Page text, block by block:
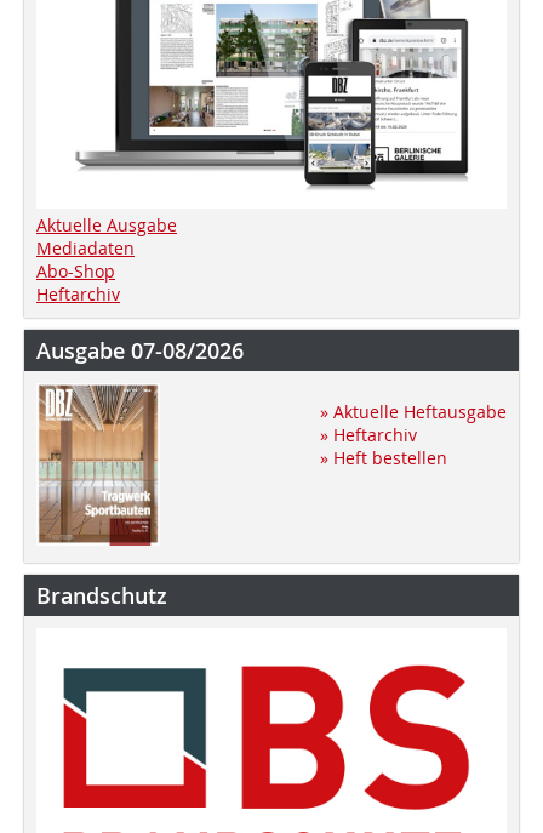
Aktuelle Ausgabe
Mediadaten
Abo-Shop
Heftarchiv
Ausgabe 07-08/2026
» Aktuelle Heftausgabe
» Heftarchiv
» Heft bestellen
Brandschutz